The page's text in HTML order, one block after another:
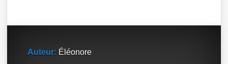
Auteur: Éléonore